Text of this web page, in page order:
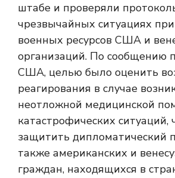
штабе и проверяли
чрезвычайных ситуациях
военных ресурсов США и
организаций. По сообщению
США, целью было оценить
реагирования в случае
неотложной медицинской
катастрофических ситуаций,
защитить дипломатический
также американских и
граждан, находящихся в